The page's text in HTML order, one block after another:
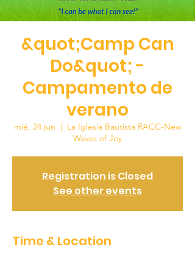
&quot;Camp Can
Do&quot; -
Campamento de
verano
mié, 24 jun
  |
La Iglesia Bautista RACC-New
Waves of Joy
Registration is Closed
See other events
Time & Location